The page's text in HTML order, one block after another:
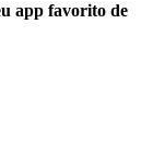
app favorito de